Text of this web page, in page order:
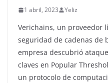
1 abril, 2023 Yeliz
Verichains, un proveedor
seguridad de cadenas de
empresa descubrió
claves en Popular
un protocolo de